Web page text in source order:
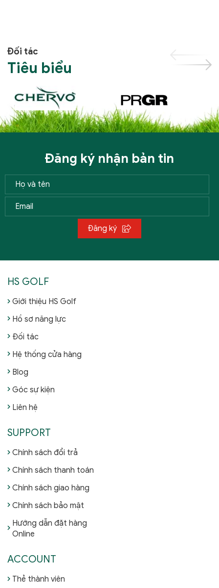
Đối tác
Tiêu biểu
Đăng ký nhận bản tin
Đăng ký
HS GOLF
Giới thiệu HS Golf
Hồ sơ năng lực
Đối tác
Hệ thống cửa hàng
Blog
Góc sự kiện
Liên hệ
SUPPORT
Chính sách đổi trả
Chính sách thanh toán
Chính sách giao hàng
Chính sách bảo mật
Hướng dẫn đặt hàng
Online
ACCOUNT
Thẻ thành viên